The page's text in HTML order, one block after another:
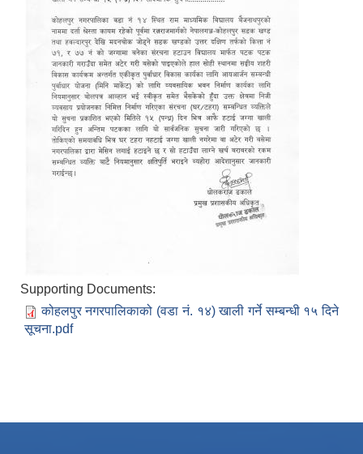
Supporting Documents:
कोहलपुर नगरपालिकाको (वडा नं. १४) खाली गर्ने सम्बन्धी १५ दिने
सूचना.pdf